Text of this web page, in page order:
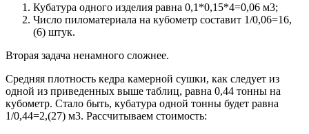
Кубатура одного изделия равна 0,1*0,15*4=0,06 м3;
Число пиломатериала на кубометр составит 1/0,06=16,
(6) штук.
Вторая задача ненамного сложнее.
Средняя плотность кедра камерной сушки, как следует из
одной из приведенных выше таблиц, равна 0,44 тонны на
кубометр. Стало быть, кубатура одной тонны будет равна
1/0,44=2,(27) м3. Рассчитываем стоимость: